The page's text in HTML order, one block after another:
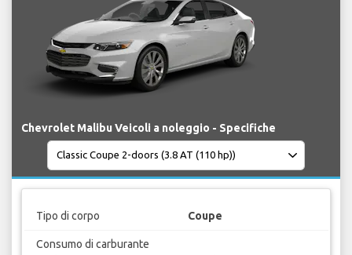
Chevrolet Malibu Veicoli a noleggio - Specifiche
Tipo di corpo Coupe
Consumo di carburante